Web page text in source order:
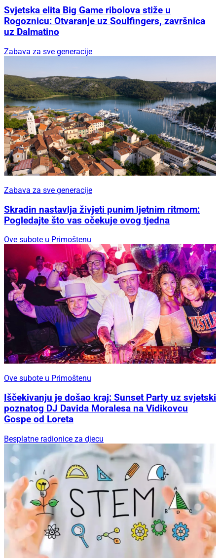
Svjetska elita Big Game ribolova stiže u
Rogoznicu: Otvaranje uz Soulfingers, završnica
uz Dalmatino
Zabava za sve generacije
Zabava za sve generacije
Skradin nastavlja živjeti punim ljetnim ritmom:
Pogledajte što vas očekuje ovog tjedna
Ove subote u Primoštenu
Ove subote u Primoštenu
Iščekivanju je došao kraj: Sunset Party uz svjetski
poznatog DJ Davida Moralesa na Vidikovcu
Gospe od Loreta
Besplatne radionice za djecu